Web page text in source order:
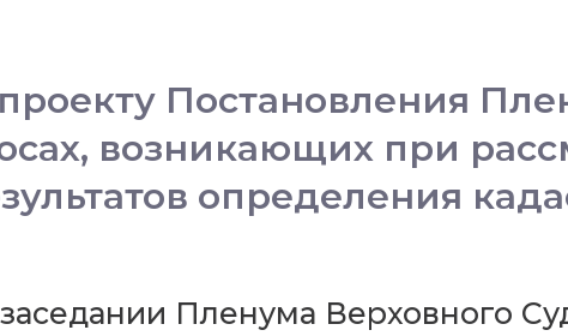
Постановления
возникающих при
определения
Пленума Верховного